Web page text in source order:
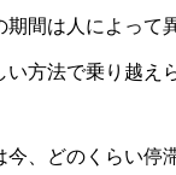
期間は人によって
い方法で乗り越え
今、どのくらい停